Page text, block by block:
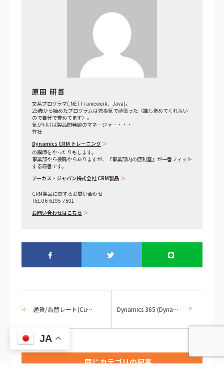
原田 研吾
文系プログラマ(.NET Framework、Java)。
25歳から始めたプログラムは死ぬ気で頑張った（誰も褒めてくれない
ので自分で誉めてます）。
気が付けば製品開発部のマネージャー・・・
弊社
Dynamics CRM トレーニング
の講師をやったりもします。
事業部やら役職やらありますが、『事業部内の便利屋』が一番フィット
する肩書です。
アーカス・ジャパン株式会社 CRM製品
CRM製品に関するお問い合わせ
TEL 06-6195-7501
お問い合わせはこちら
通貨/為替レート(Currency/Exchange rate)について - ERP製品の違いを整理してみる(4) Dynamics 365 (Dynamics CRM) 削除動作の伝播設定
同じカテゴリの記事
JA